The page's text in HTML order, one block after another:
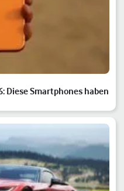
Diese Smartphones haben